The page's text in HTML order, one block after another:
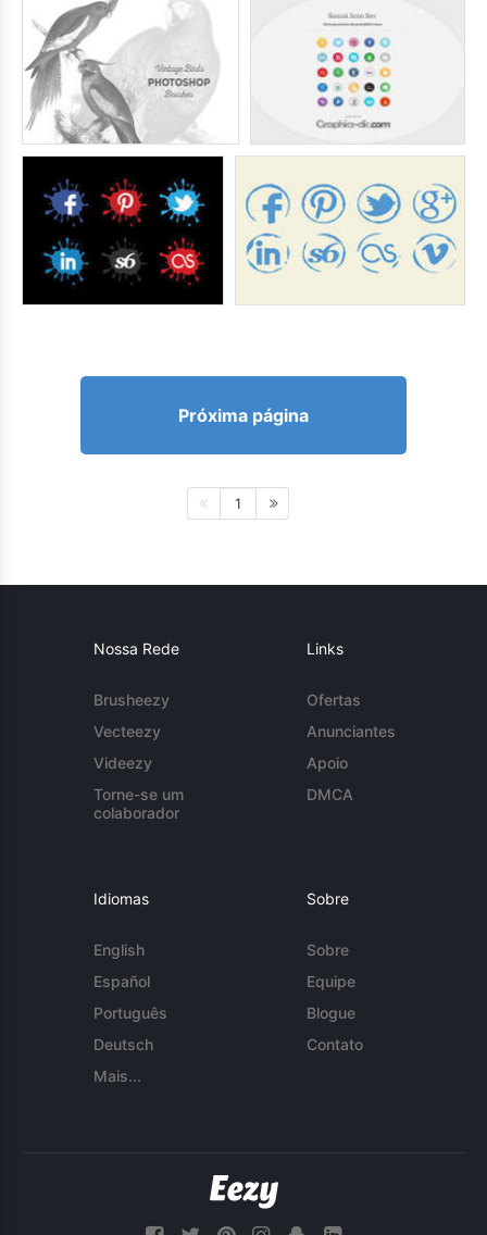
Próxima página
1
Nossa Rede
Brusheezy
Vecteezy
Videezy
Torne-se um
colaborador
Links
Ofertas
Anunciantes
Apoio
DMCA
Idiomas
English
Español
Português
Deutsch
Mais...
Sobre
Sobre
Equipe
Blogue
Contato